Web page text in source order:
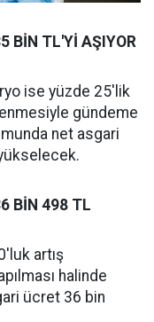
BİN TL'Yİ AŞIYOR
ise yüzde 25'lik
gündeme
net asgari
BİN 498 TL
artış
halinde
ücret 36 bin